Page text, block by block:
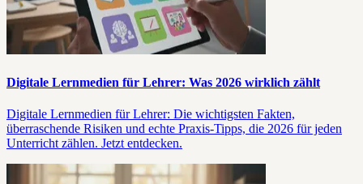
Digitale Lernmedien für Lehrer: Was 2026 wirklich zählt
Digitale Lernmedien für Lehrer: Die wichtigsten Fakten,
überraschende Risiken und echte Praxis-Tipps, die 2026 für jeden
Unterricht zählen. Jetzt entdecken.